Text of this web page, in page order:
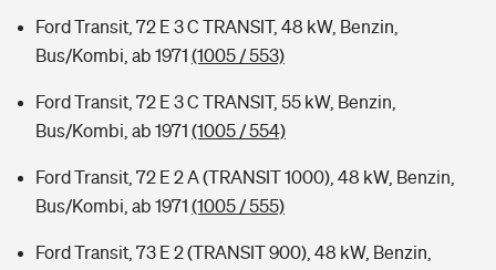
Ford Transit, 72 E 3 C TRANSIT, 48 kW, Benzin,
Bus/Kombi, ab 1971 (1005 / 553)
Ford Transit, 72 E 3 C TRANSIT, 55 kW, Benzin,
Bus/Kombi, ab 1971 (1005 / 554)
Ford Transit, 72 E 2 A (TRANSIT 1000), 48 kW, Benzin,
Bus/Kombi, ab 1971 (1005 / 555)
Ford Transit, 73 E 2 (TRANSIT 900), 48 kW, Benzin,